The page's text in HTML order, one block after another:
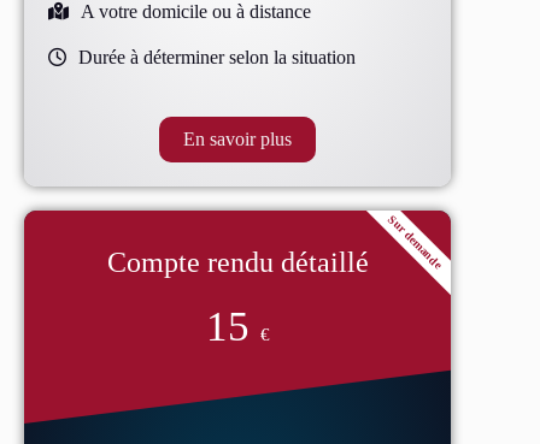
A votre domicile ou à distance
Durée à déterminer selon la situation
En savoir plus
Sur demande
Compte rendu détaillé
15 €